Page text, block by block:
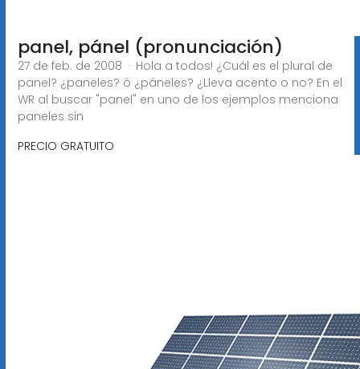
panel, pánel (pronunciación)
27 de feb. de 2008 · Hola a todos! ¿Cuál es el plural de
panel? ¿paneles? ó ¿páneles? ¿Lleva acento o no? En el
WR al buscar "panel" en uno de los ejemplos menciona
paneles sin
PRECIO GRATUITO